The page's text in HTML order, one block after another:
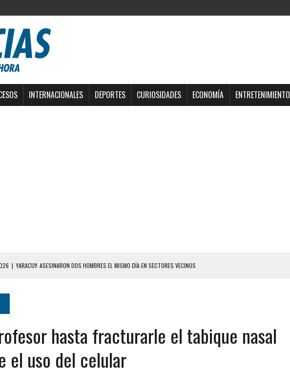
INTERNACIONALES DEPORTES CURIOSIDADES ECONOMÍA ENTRETENIMIENTO
| YARACUY: ASESINARON DOS HOMBRES EL MISMO DÍA EN SECTORES VECINOS
SE QUITÓ LA VIDA TRAS SER ACOSADA Y ABUSADA POR LA PAREJA DE SU ABUELA
COLORADO POR ASESINATO DE UNA ADOLESCENTE VENEZOLANA EN REUNIÓN CON AMIGOS
PSICÓTICO POR FALTA DE TRATAMIENTO DESENCADENÓ TRAGEDIA FAMILIAR
UN HOMBRE INDUJO AL SUICIDIO A UNA ADOLESCENTE DE 13 AÑOS TRAS ABUSAR DE ELLA
hasta fracturarle el tabique nasal
el uso del celular